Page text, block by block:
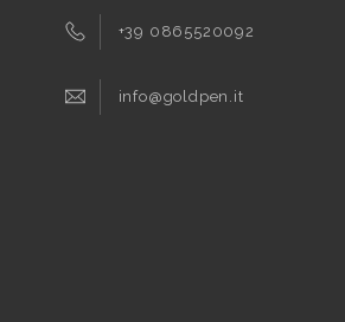
+39 0865520092
info@goldpen.it